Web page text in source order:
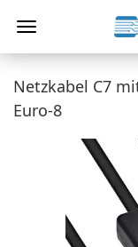
Netzkabel C7
Euro-8